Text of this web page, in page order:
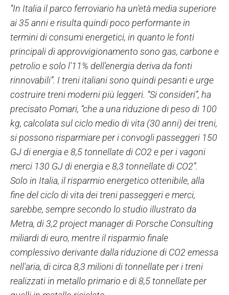
“In Italia il parco ferroviario ha un'età media superiore
ai 35 anni e risulta quindi poco performante in
termini di consumi energetici, in quanto le fonti
principali di approvvigionamento sono gas, carbone e
petrolio e solo l'11% dell'energia deriva da fonti
rinnovabili”. I treni italiani sono quindi pesanti e urge
costruire treni moderni più leggeri. “Si consideri”, ha
precisato Pomari, “che a una riduzione di peso di 100
kg, calcolata sul ciclo medio di vita (30 anni) dei treni,
si possono risparmiare per i convogli passeggeri 150
GJ di energia e 8,5 tonnellate di CO2 e per i vagoni
merci 130 GJ di energia e 8,3 tonnellate di CO2”.
Solo in Italia, il risparmio energetico ottenibile, alla
fine del ciclo di vita dei treni passeggeri e merci,
sarebbe, sempre secondo lo studio illustrato da
Metra, di 3,2 project manager di Porsche Consulting
miliardi di euro, mentre il risparmio finale
complessivo derivante dalla riduzione di CO2 emessa
nell'aria, di circa 8,3 milioni di tonnellate per i treni
realizzati in metallo primario e di 8,5 tonnellate per